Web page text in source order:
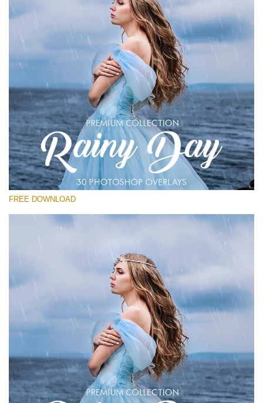
Por favor seleccione
Free Photoshop Overlay
Small 800*533px
Rain Day
(30 Overlays)
Entire Collection
Descarga gratis
FREE DOWNLOAD